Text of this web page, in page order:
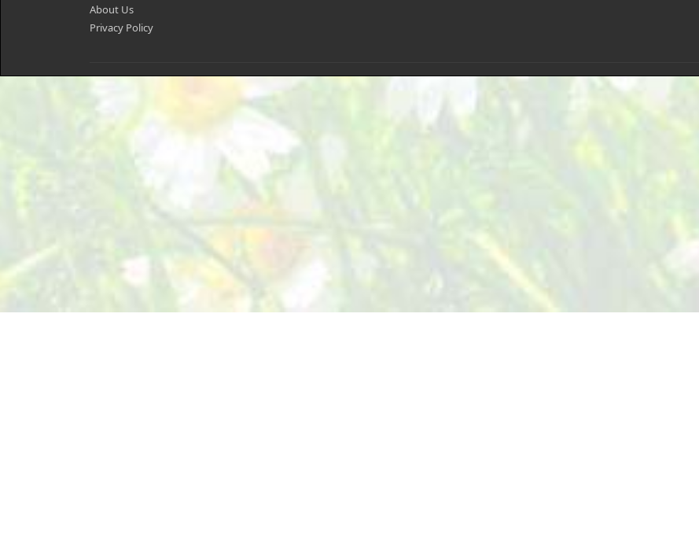
About Us
Privacy Policy